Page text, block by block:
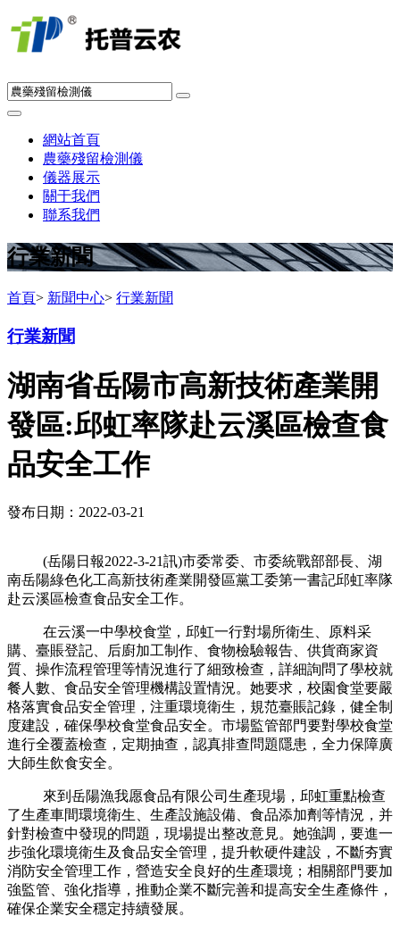
網站首頁
農藥殘留檢測儀
儀器展示
關于我們
聯系我們
行業新聞
首頁> 新聞中心> 行業新聞
行業新聞
湖南省岳陽市高新技術產業開
發區:邱虹率隊赴云溪區檢查食
品安全工作
發布日期：2022-03-21
(岳陽日報2022-3-21訊)市委常委、市委統戰部部長、湖
南岳陽綠色化工高新技術產業開發區黨工委第一書記邱虹率隊
赴云溪區檢查食品安全工作。
在云溪一中學校食堂，邱虹一行對場所衛生、原料采
購、臺賬登記、后廚加工制作、食物檢驗報告、供貨商家資
質、操作流程管理等情況進行了細致檢查，詳細詢問了學校就
餐人數、食品安全管理機構設置情況。她要求，校園食堂要嚴
格落實食品安全管理，注重環境衛生，規范臺賬記錄，健全制
度建設，確保學校食堂食品安全。市場監管部門要對學校食堂
進行全覆蓋檢查，定期抽查，認真排查問題隱患，全力保障廣
大師生飲食安全。
來到岳陽漁我愿食品有限公司生產現場，邱虹重點檢查
了生產車間環境衛生、生產設施設備、食品添加劑等情況，并
針對檢查中發現的問題，現場提出整改意見。她強調，要進一
步強化環境衛生及食品安全管理，提升軟硬件建設，不斷夯實
消防安全管理工作，營造安全良好的生產環境；相關部門要加
強監管、強化指導，推動企業不斷完善和提高安全生產條件，
確保企業安全穩定持續發展。